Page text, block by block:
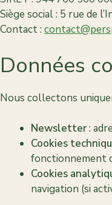
Siège social : 5 rue de
Contact :
Données
Nous collectons
Newsletter:
Cookies
fonctionnement
Cookies
navigation (si